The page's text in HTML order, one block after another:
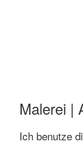
Malerei |
Ich benutze